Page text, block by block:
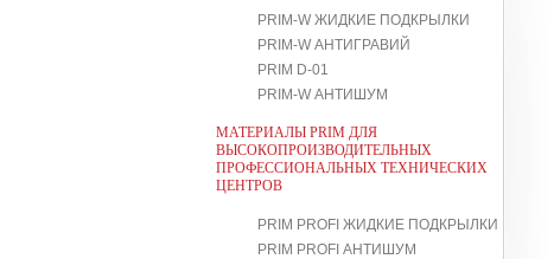
PRIM-W ЖИДКИЕ ПОДКРЫЛКИ
PRIM-W АНТИГРАВИЙ
PRIM D-01
PRIM-W АНТИШУМ
МАТЕРИАЛЫ PRIM ДЛЯ
ВЫСОКОПРОИЗВОДИТЕЛЬНЫХ
ПРОФЕССИОНАЛЬНЫХ ТЕХНИЧЕСКИХ
ЦЕНТРОВ
PRIM PROFI ЖИДКИЕ ПОДКРЫЛКИ
PRIM PROFI АНТИШУМ